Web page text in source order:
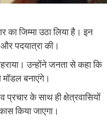
का जिम्मा उठा लिया है। इन
और पदयात्रा की।
उन्होंने जनता से कहा कि
मॉडल बनाएंगे।
प्रचार के साथ ही क्षेत्रवासियों
किया जाएगा।